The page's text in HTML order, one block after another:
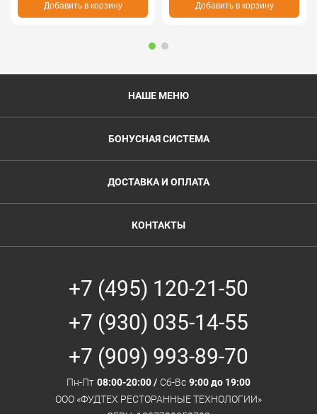
Добавить в корзину Добавить в корзину
НАШЕ МЕНЮ
БОНУСНАЯ СИСТЕМА
ДОСТАВКА И ОПЛАТА
КОНТАКТЫ
+7 (495) 120-21-50
+7 (930) 035-14-55
+7 (909) 993-89-70
Пн-Пт 08:00-20:00 / Сб-Вс 9:00 до 19:00
ООО «ФУДТЕХ РЕСТОРАННЫЕ ТЕХНОЛОГИИ»